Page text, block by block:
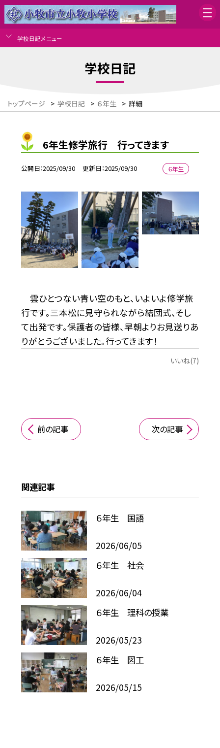
学校日記メニュー
学校日記
トップページ > 学校日記 > ６年生 > 詳細
6年生修学旅行 行ってきます
公開日 2025/09/30 更新日 2025/09/30 ６年生
雲ひとつない青い空のもと、いよいよ修学旅
行です。三本松に見守られながら結団式、そし
て出発です。保護者の皆様、早朝よりお見送りあ
りがとうございました。行ってきます！
いいね(7)
前の記事 次の記事
関連記事
６年生 国語
2026/06/05
６年生 社会
2026/06/04
６年生 理科の授業
2026/05/23
６年生 図工
2026/05/15